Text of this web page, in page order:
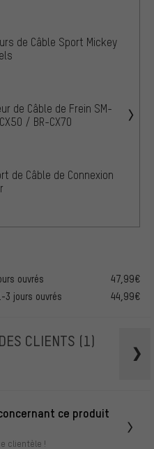
de Câble Sport Mickey
de Câble de Frein SM-
/ BR-CX70
de Câble de Connexion
ouvrés
47,99€
3 jours ouvrés
44,99€
CLIENTS (1)
ce produit
clientèle !